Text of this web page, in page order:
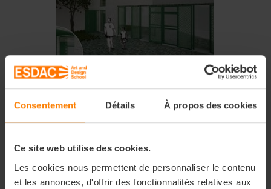
Consentement Détails À propos des cookies
Ce site web utilise des cookies.
Les cookies nous permettent de personnaliser le contenu
et les annonces, d'offrir des fonctionnalités relatives aux